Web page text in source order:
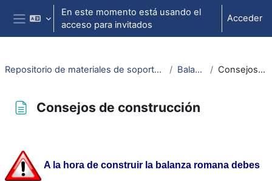
Salta al contenido principal
Panel lateral
En este momento está usando el
acceso para invitados
Acceder
Repositorio de materiales de soporte para la docencia de la física universitaria II Balanza romana Consejos de construcción
Consejos de construcción
A la hora de construir la balanza romana debes